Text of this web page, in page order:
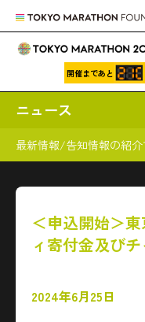
開催まであと
ニュース
最新情報/告知情報の紹介
＜申込開始＞
ィ寄付金及び
2024年6月25日